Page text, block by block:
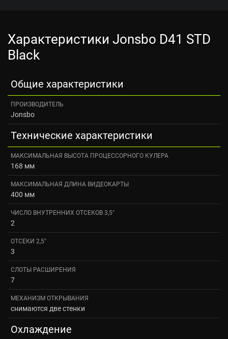
Характеристики Jonsbo D41 STD
Black
Общие характеристики
ПРОИЗВОДИТЕЛЬ
Jonsbo
Технические характеристики
МАКСИМАЛЬНАЯ ВЫСОТА ПРОЦЕССОРНОГО КУЛЕРА
168 мм
МАКСИМАЛЬНАЯ ДЛИНА ВИДЕОКАРТЫ
400 мм
ЧИСЛО ВНУТРЕННИХ ОТСЕКОВ 3,5"
2
ОТСЕКИ 2,5"
3
СЛОТЫ РАСШИРЕНИЯ
7
МЕХАНИЗМ ОТКРЫВАНИЯ
снимаются две стенки
Охлаждение